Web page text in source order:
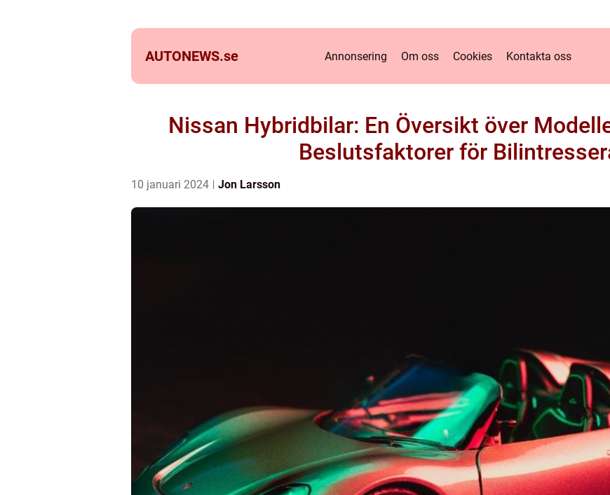
AUTONEWS.se Annonsering Om oss Cookies Kontakta oss
Nissan Hybridbilar: En Översikt över
Beslutsfaktorer för
10 januari 2024 Jon Larsson